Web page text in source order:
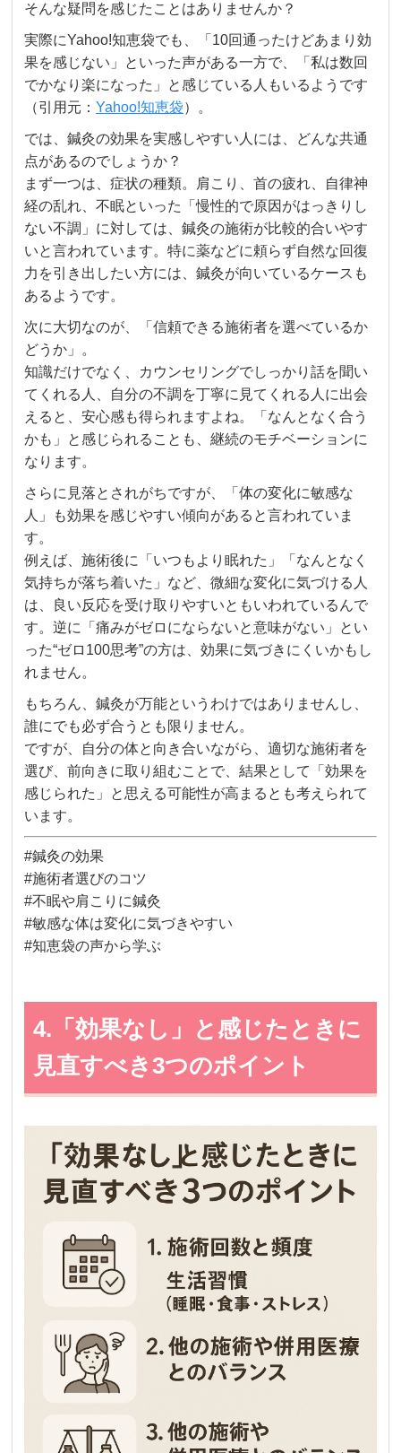
そんな疑問を感じたことはありませんか？
実際にYahoo!知恵袋でも、「10回通ったけどあまり効
果を感じない」といった声がある一方で、「私は数回
でかなり楽になった」と感じている人もいるようです
（引用元： Yahoo!知恵袋）。
では、鍼灸の効果を実感しやすい人には、どんな共通
点があるのでしょうか？
まず一つは、症状の種類。肩こり、首の疲れ、自律神
経の乱れ、不眠といった「慢性的で原因がはっきりし
ない不調」に対しては、鍼灸の施術が比較的合いやす
いと言われています。特に薬などに頼らず自然な回復
力を引き出したい方には、鍼灸が向いているケースも
あるようです。
次に大切なのが、「信頼できる施術者を選べているか
どうか」。
知識だけでなく、カウンセリングでしっかり話を聞い
てくれる人、自分の不調を丁寧に見てくれる人に出会
えると、安心感も得られますよね。「なんとなく合う
かも」と感じられることも、継続のモチベーションに
なります。
さらに見落とされがちですが、「体の変化に敏感な
人」も効果を感じやすい傾向があると言われていま
す。
例えば、施術後に「いつもより眠れた」「なんとなく
気持ちが落ち着いた」など、微細な変化に気づける人
は、良い反応を受け取りやすいともいわれているんで
す。逆に「痛みがゼロにならないと意味がない」とい
った“ゼロ100思考”の方は、効果に気づきにくいかもし
れません。
もちろん、鍼灸が万能というわけではありませんし、
誰にでも必ず合うとも限りません。
ですが、自分の体と向き合いながら、適切な施術者を
選び、前向きに取り組むことで、結果として「効果を
感じられた」と思える可能性が高まるとも考えられて
います。
#鍼灸の効果
#施術者選びのコツ
#不眠や肩こりに鍼灸
#敏感な体は変化に気づきやすい
#知恵袋の声から学ぶ
4.「効果なし」と感じたときに
見直すべき3つのポイント